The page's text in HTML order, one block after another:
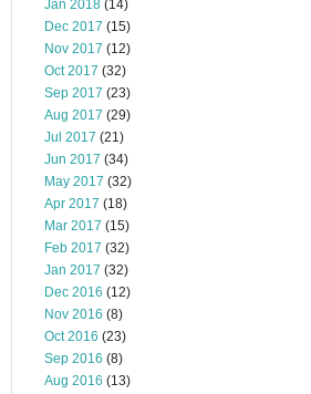
Jan 2018 (14)
Dec 2017 (15)
Nov 2017 (12)
Oct 2017 (32)
Sep 2017 (23)
Aug 2017 (29)
Jul 2017 (21)
Jun 2017 (34)
May 2017 (32)
Apr 2017 (18)
Mar 2017 (15)
Feb 2017 (32)
Jan 2017 (32)
Dec 2016 (12)
Nov 2016 (8)
Oct 2016 (23)
Sep 2016 (8)
Aug 2016 (13)